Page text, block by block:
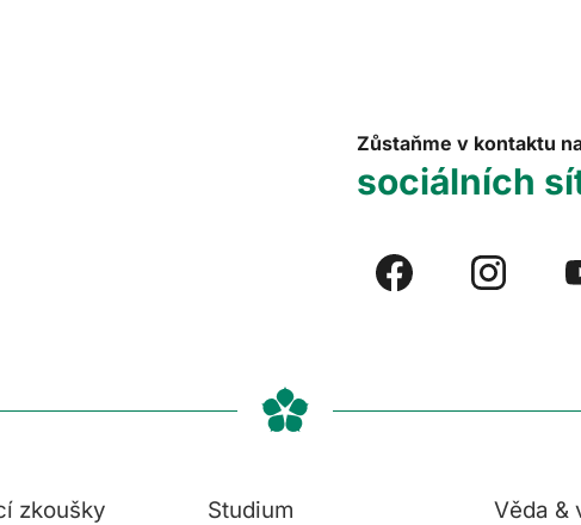
Zůstaňme v kontaktu
sociálních
zkoušky Studium Věda &